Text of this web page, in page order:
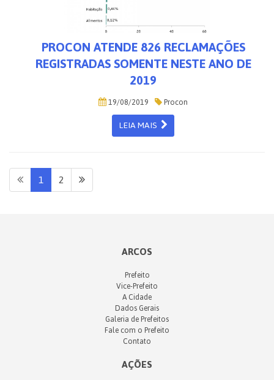
PROCON ATENDE 826 RECLAMAÇÕES
REGISTRADAS SOMENTE NESTE ANO DE
2019
19/08/2019 Procon
LEIA MAIS
1 2
ARCOS
Prefeito
Vice-Prefeito
A Cidade
Dados Gerais
Galeria de Prefeitos
Fale com o Prefeito
Contato
AÇÕES